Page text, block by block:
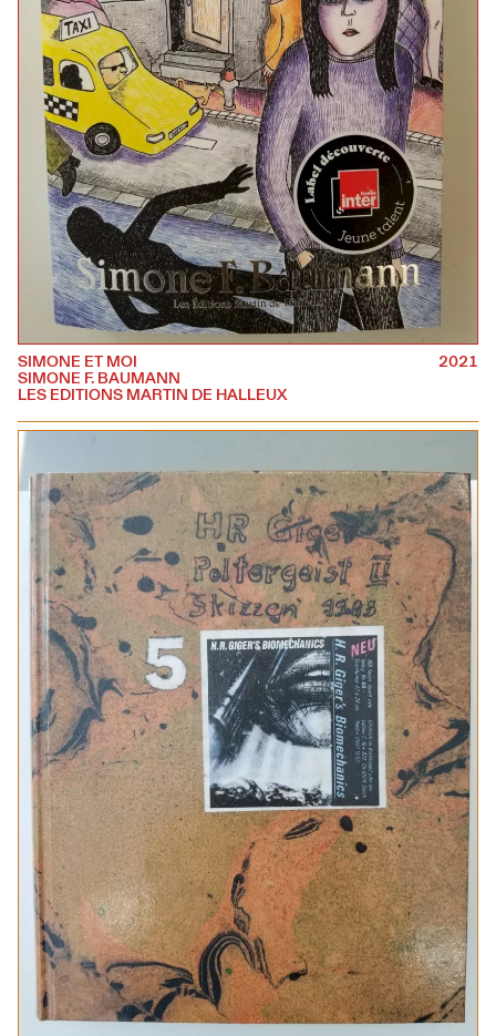
SIMONE ET MOI
SIMONE F. BAUMANN
LES EDITIONS MARTIN DE HALLEUX
2021